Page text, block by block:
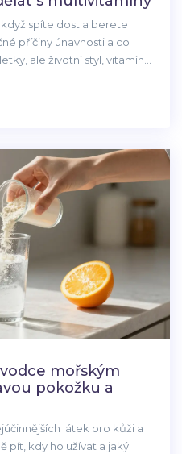
spíte dost a berete
příčiny únavnosti a co
ale životní styl, vitamíny
mořským
pokožku a
látek pro kůži a
pít, kdy ho užívat a jaký